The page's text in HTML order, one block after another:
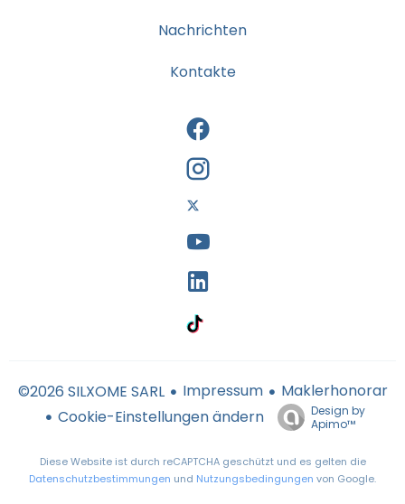
Nachrichten
Kontakte
©2026 SILXOME SARL Impressum
Maklerhonorar
Cookie-Einstellungen ändern
Design by
Apimo™
Diese Website ist durch reCAPTCHA geschützt und es gelten die
Datenschutzbestimmungen und Nutzungsbedingungen von Google.